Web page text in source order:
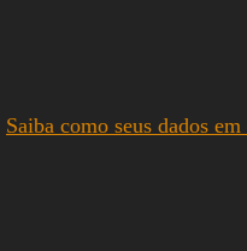
Saiba como seus dados